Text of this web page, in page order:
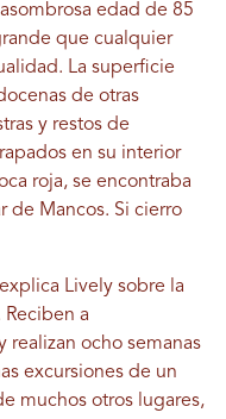
edad de 85
que cualquier
La superficie
de otras
y restos de
en su interior
roja, se encontraba
de Mancos. Si cierro
Lively sobre la
a
ocho semanas
excursiones de un
muchos otros lugares,